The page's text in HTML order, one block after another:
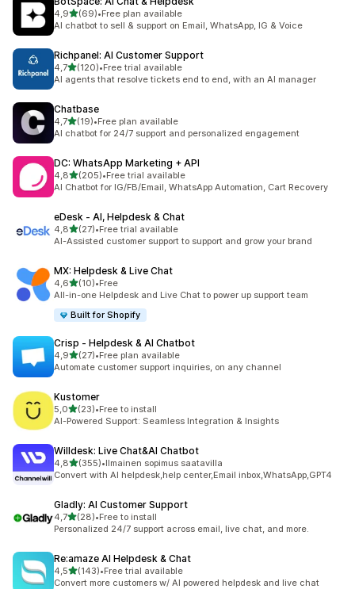
4,9/ 5 tähteä
(69)
69 arvostelua yhteensä
•Free plan available
AI chatbot to sell & support on Email, WhatsApp, IG & Voice
Richpanel: AI Customer Support
4,7/ 5 tähteä
(120)
120 arvostelua yhteensä
•Free trial available
AI agents that resolve tickets end to end, with an AI manager
Chatbase
4,7/ 5 tähteä
(19)
19 arvostelua yhteensä
•Free plan available
AI chatbot for 24/7 support and personalized engagement
DC: WhatsApp Marketing + API
4,8/ 5 tähteä
(205)
205 arvostelua yhteensä
•Free trial available
AI Chatbot for IG/FB/Email, WhatsApp Automation, Cart Recovery
eDesk ‑ AI, Helpdesk & Chat
4,8/ 5 tähteä
(27)
27 arvostelua yhteensä
•Free trial available
AI-Assisted customer support to support and grow your brand
MX: Helpdesk & Live Chat
4,6/ 5 tähteä
(10)
10 arvostelua yhteensä
•Free
All-in-one Helpdesk and Live Chat to power up support team
Built for Shopify
Crisp ‑ Helpdesk & AI Chatbot
4,9/ 5 tähteä
(27)
27 arvostelua yhteensä
•Free plan available
Automate customer support inquiries, on any channel
Kustomer
5,0/ 5 tähteä
(23)
23 arvostelua yhteensä
•Free to install
AI-Powered Support: Seamless Integration & Insights
Willdesk: Live Chat&AI Chatbot
4,8/ 5 tähteä
(355)
355 arvostelua yhteensä
•Ilmainen sopimus saatavilla
Convert with AI helpdesk,help center,Email inbox,WhatsApp,GPT4
Gladly: AI Customer Support
4,7/ 5 tähteä
(28)
28 arvostelua yhteensä
•Free to install
Personalized 24/7 support across email, live chat, and more.
Re:amaze AI Helpdesk & Chat
4,5/ 5 tähteä
(143)
143 arvostelua yhteensä
•Free trial available
Convert more customers w/ AI powered helpdesk and live chat